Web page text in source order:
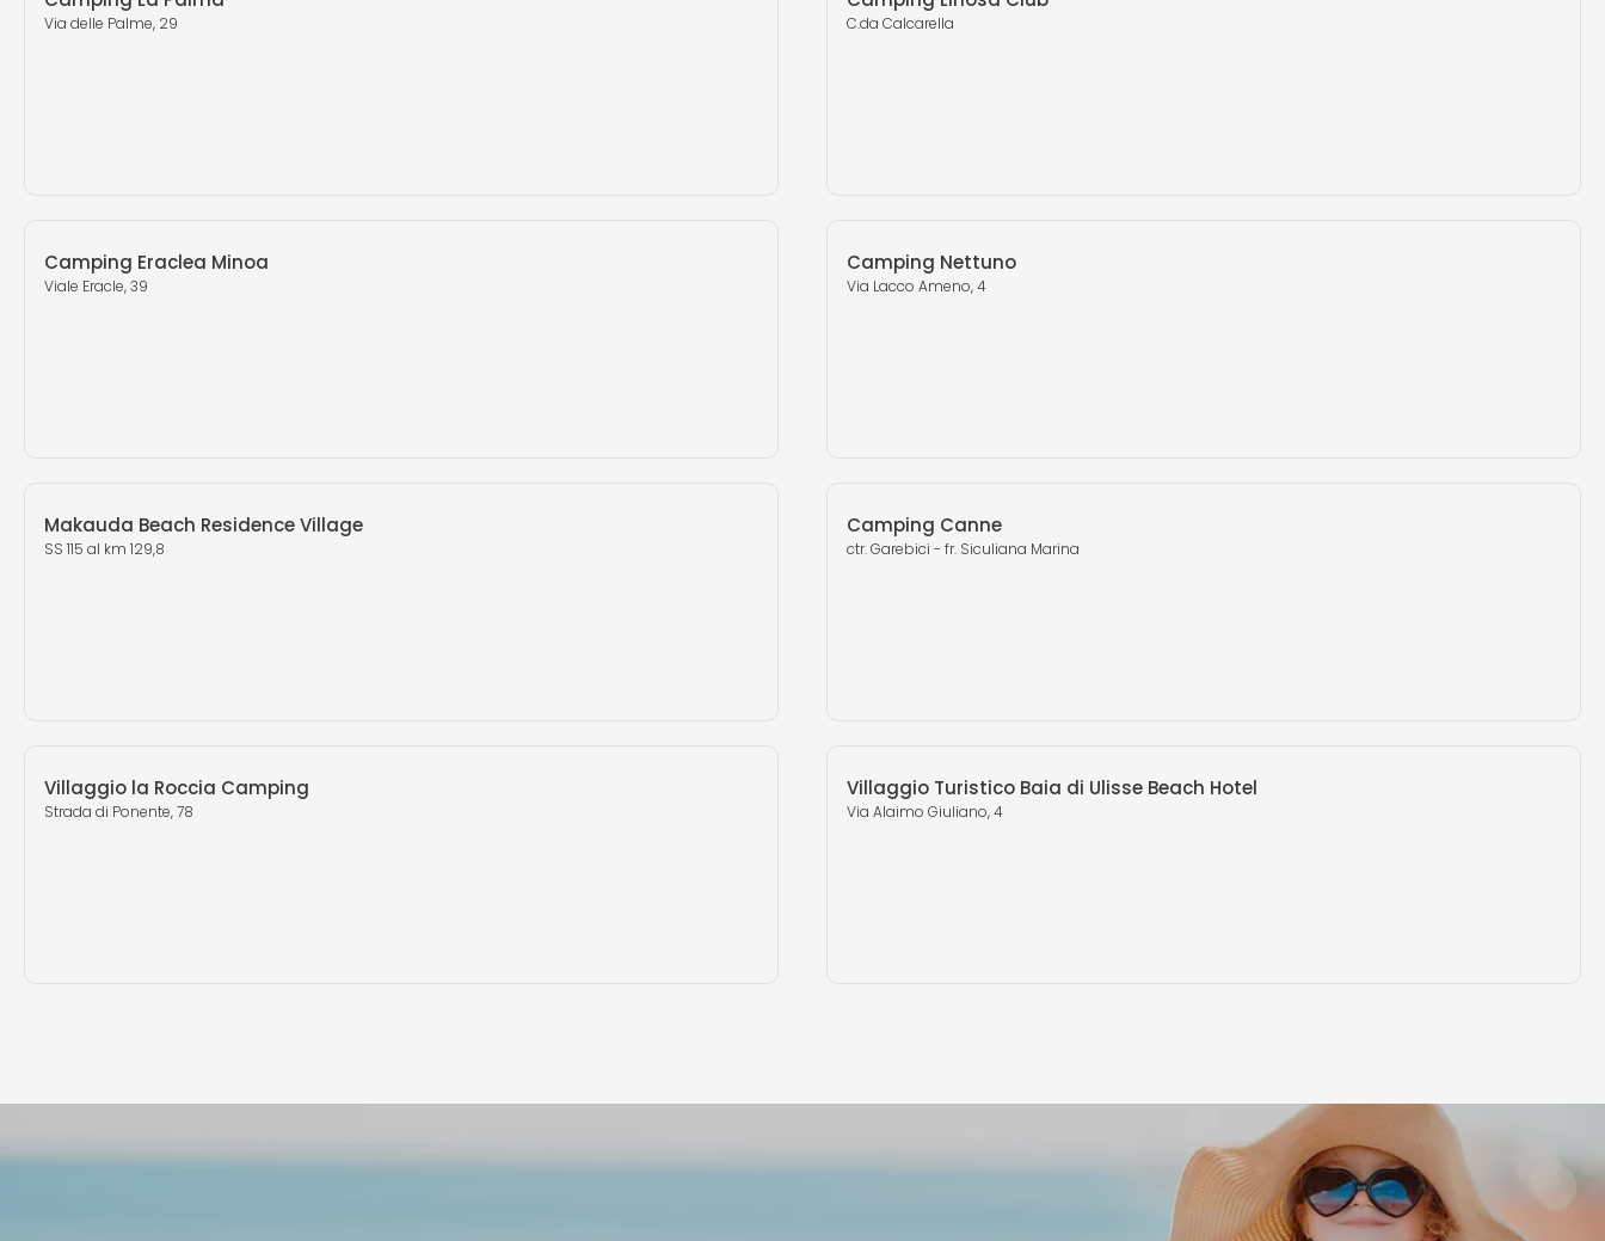
Via delle Palme, 29 C.da Calcarella
Camping Eraclea Minoa
Viale Eracle, 39
Camping Nettuno
Via Lacco Ameno, 4
Makauda Beach Residence Village
SS 115 al km 129,8
Camping Canne
ctr. Garebici - fr. Siculiana Marina
Villaggio la Roccia Camping
Strada di Ponente, 78
Villaggio Turistico Baia di Ulisse Beach Hotel
Via Alaimo Giuliano, 4